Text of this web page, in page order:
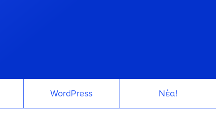
WordPress Νέα!